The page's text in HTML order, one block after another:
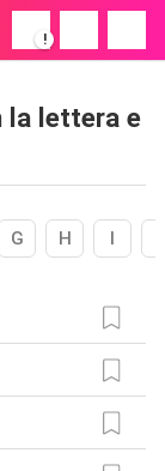
!
la lettera e
G H I